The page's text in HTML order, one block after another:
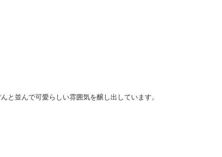
と並んで可愛らしい雰囲気を醸し出しています。